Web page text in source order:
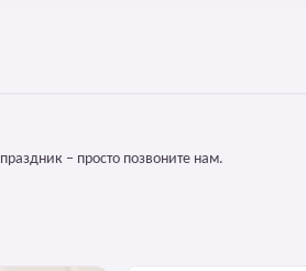
– просто позвоните нам.